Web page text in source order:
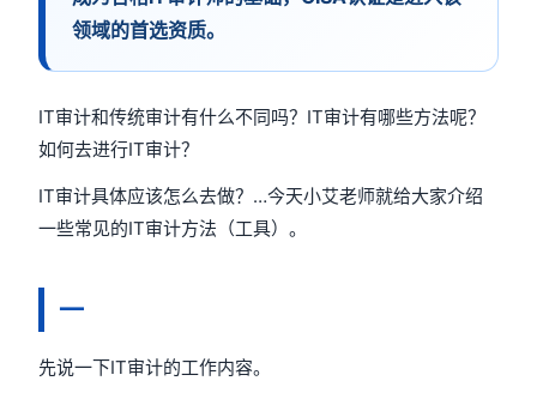
领域的首选资质。
IT审计和传统审计有什么不同吗？IT审计有哪些方法呢？
如何去进行IT审计？
IT审计具体应该怎么去做？…今天小艾老师就给大家介绍
一些常见的IT审计方法（工具）。
一
先说一下IT审计的工作内容。